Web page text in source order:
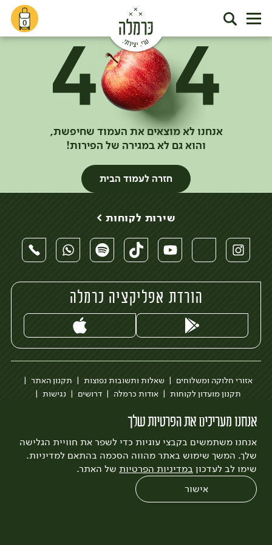
0
אנחנו לא מוצאים את העמוד שחיפשת,
והוא גם לא במגירה של הפירות!
חזרה לעמוד הבית
אנחנו מעריכים את הפרטיות שלך
אנחנו משתמשים בקבצי עוגיות כדי לשפר את חוויית הגלישה
שלך. המשך שימוש באתר מהווה הסכמה בהתאם למדיניות.
שימו לב לעדכון במדיניות הפרטיות של האתר.
אישור
שירות לקוחות >
הורדת אפליקציה כרמלה
אזורי חלוקה ומשלוחים שאלות ותשובות נפוצות
תקנון האתר
תקנון מועדון לקוחות
אודות כרמלה דרושים
נגישות
לצפייה בעדכון מדיניות פרטיות
עיצוב:3bears פיתוח:Quatro